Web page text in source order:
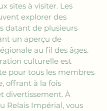
sites à visiter. Les
explorer des
datant de plusieurs
un aperçu de
au fil des âges.
culturelle est
pour tous les membres
offrant à la fois
divertissement. À
Relais Impérial, vous